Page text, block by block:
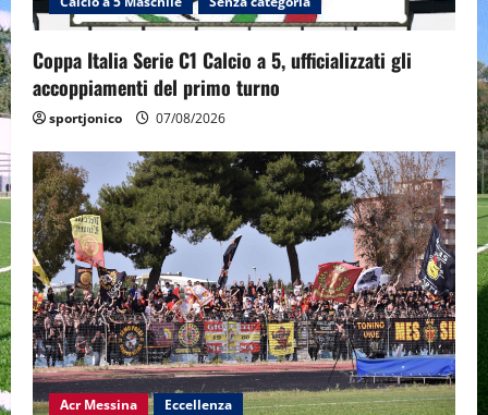
Coppa Italia Serie C1 Calcio a 5, ufficializzati gli
accoppiamenti del primo turno
sportjonico 07/08/2026
Acr Messina Eccellenza